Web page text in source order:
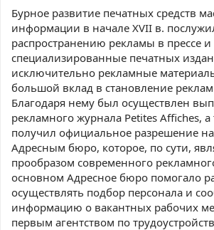
Бурное развитие печатных средств
информации в начале XVII в.
распространению рекламы в прессе
специализированные печатных
исключительно рекламные
большой вклад в становление
Благодаря нему был осуществлен
рекламного журнала Petites Affiches, а
получил официальное разрешение
Адресным бюро, которое, по сути,
прообразом современного
основном Адресное бюро помогало
осуществлять подбор персонала и
информацию о вакантных рабочих
первым агентством по